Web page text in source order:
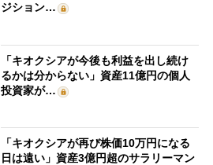
ジション…
「キオクシアが今後も利益を出し続け
るかは分からない」資産11億円の個人
投資家が…
「キオクシアが再び株価10万円になる
日は遠い」資産3億円超のサラリーマン